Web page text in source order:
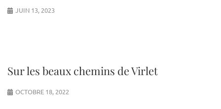
JUIN 13, 2023
Sur les beaux chemins de Virlet
OCTOBRE 18, 2022